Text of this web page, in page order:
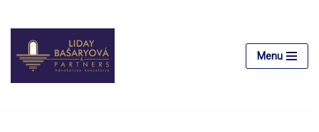
Preskočiť
na
obsah
Menu